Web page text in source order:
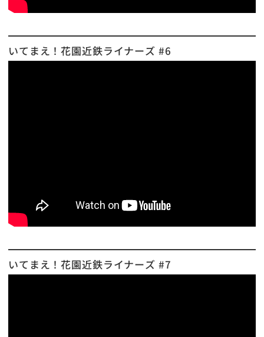
いてまえ！花園近鉄ライナーズ #6
いてまえ！花園近鉄ライナーズ #7